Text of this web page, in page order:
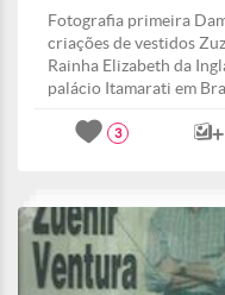
Fotografia primeira
criações de vestidos
Rainha Elizabeth da
palácio Itamarati em
3